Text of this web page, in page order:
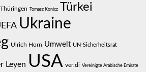
Thüringen Tomasz Konicz Türkei
Ukraine
Ulrich Horn Umwelt UN-Sicherheitsrat
Leyen USA ver.di Vereinigte Arabische Emirate